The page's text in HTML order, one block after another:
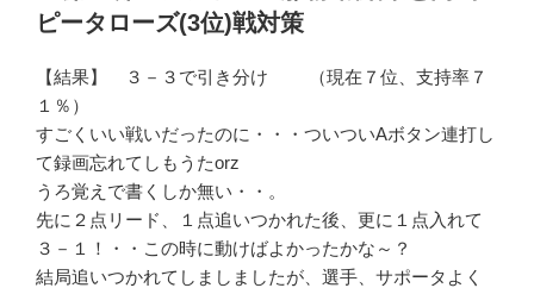
ピータローズ(3位)戦対策
【結果】 ３－３で引き分け （現在７位、支持率７
１％）
すごくいい戦いだったのに・・・ついついAボタン連打し
て録画忘れてしもうたorz
うろ覚えで書くしか無い・・。
先に２点リード、１点追いつかれた後、更に１点入れて
３－１！・・この時に動けばよかったかな～？
結局追いつかれてしましましたが、選手、サポータよく